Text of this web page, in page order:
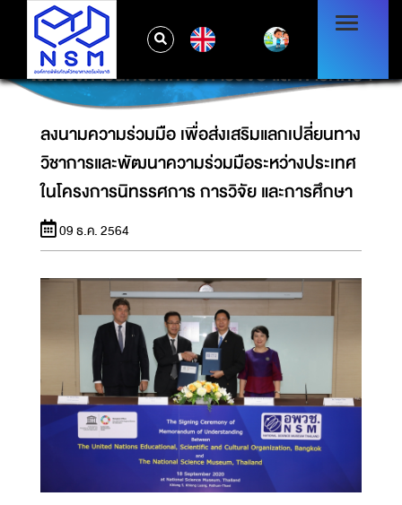
ลงนามความร่วมมือ เพื่อส่งเสริมแลกเปลี่ยนทาง
วิชาการและพัฒนาความร่วมมือระหว่างประเทศ
ในโครงการนิทรรศการ การวิจัย และการศึกษา
ลงนามความร่วมมือ เพื่อส่งเสริมแลกเปลี่ยนทาง
วิชาการและพัฒนาความร่วมมือระหว่างประเทศ
ในโครงการนิทรรศการ การวิจัย และการศึกษา
09 ธ.ค. 2564